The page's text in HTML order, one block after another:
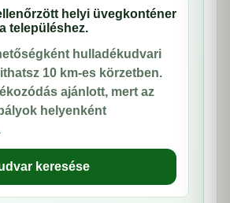
helyi üvegkonténer
településhez.
hulladékudvari
10 km-es körzetben.
ajánlott, mert az
helyenként
keresése